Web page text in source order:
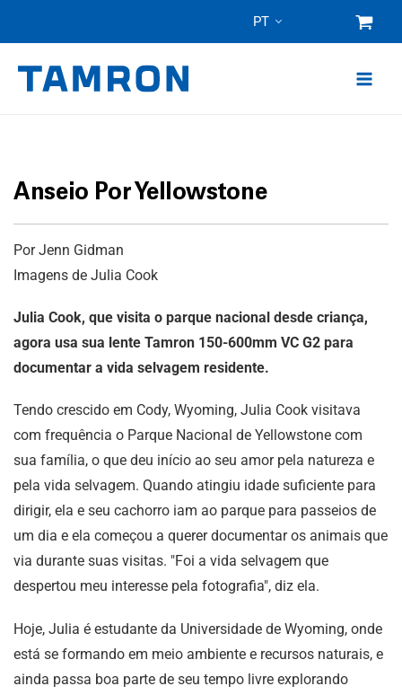
conteúdo
PT
Anseio Por Yellowstone
Por Jenn Gidman
Imagens de Julia Cook
Julia Cook, que visita o parque nacional desde criança,
agora usa sua lente Tamron 150-600mm VC G2 para
documentar a vida selvagem residente.
Tendo crescido em Cody, Wyoming, Julia Cook visitava
com frequência o Parque Nacional de Yellowstone com
sua família, o que deu início ao seu amor pela natureza e
pela vida selvagem. Quando atingiu idade suficiente para
dirigir, ela e seu cachorro iam ao parque para passeios de
um dia e ela começou a querer documentar os animais que
via durante suas visitas. "Foi a vida selvagem que
despertou meu interesse pela fotografia", diz ela.
Hoje, Julia é estudante da Universidade de Wyoming, onde
está se formando em meio ambiente e recursos naturais, e
ainda passa boa parte de seu tempo livre explorando